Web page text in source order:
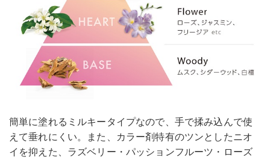
簡単に塗れるミルキータイプなので、手で揉み込んで使
えて垂れにくい。また、カラー剤特有のツンとしたニオ
イを抑えた、ラズベリー・パッションフルーツ・ローズ